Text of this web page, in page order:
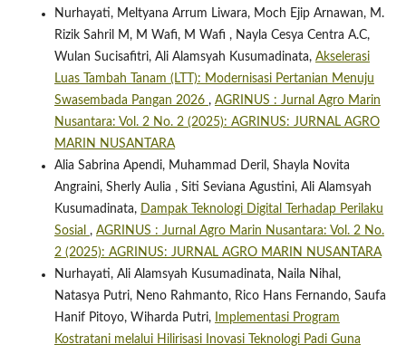
Nurhayati, Meltyana Arrum Liwara, Moch Ejip Arnawan, M.
Rizik Sahril M, M Wafi, M Wafi , Nayla Cesya Centra A.C,
Wulan Sucisafitri, Ali Alamsyah Kusumadinata, Akselerasi
Luas Tambah Tanam (LTT): Modernisasi Pertanian Menuju
Swasembada Pangan 2026 , AGRINUS : Jurnal Agro Marin
Nusantara: Vol. 2 No. 2 (2025): AGRINUS: JURNAL AGRO
MARIN NUSANTARA
Alia Sabrina Apendi, Muhammad Deril, Shayla Novita
Angraini, Sherly Aulia , Siti Seviana Agustini, Ali Alamsyah
Kusumadinata, Dampak Teknologi Digital Terhadap Perilaku
Sosial , AGRINUS : Jurnal Agro Marin Nusantara: Vol. 2 No.
2 (2025): AGRINUS: JURNAL AGRO MARIN NUSANTARA
Nurhayati, Ali Alamsyah Kusumadinata, Naila Nihal,
Natasya Putri, Neno Rahmanto, Rico Hans Fernando, Saufa
Hanif Pitoyo, Wiharda Putri,
Implementasi Program
Kostratani melalui Hilirisasi Inovasi Teknologi Padi Guna